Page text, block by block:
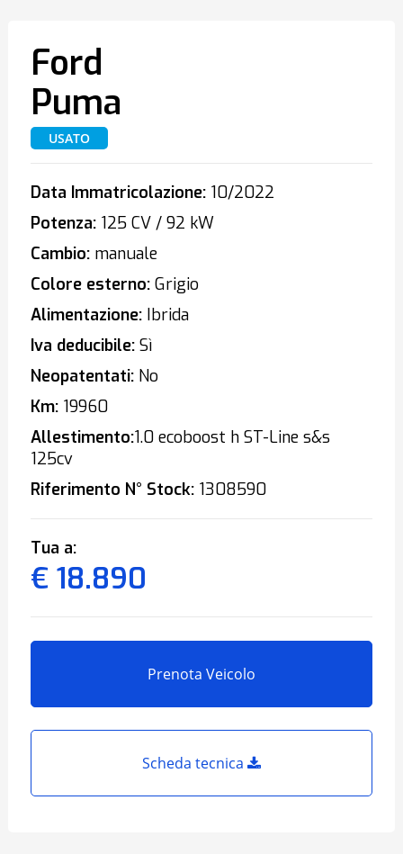
Ford
Puma
USATO
Data Immatricolazione:10/2022
Potenza:125 CV / 92 kW
Cambio:manuale
Colore esterno:Grigio
Alimentazione:Ibrida
Iva deducibile:Sì
Neopatentati:No
Km:19960
Allestimento:1.0 ecoboost h ST-Line s&s
125cv
Riferimento N° Stock:1308590
Tua a:
€ 18.890
Prenota Veicolo
Scheda tecnica